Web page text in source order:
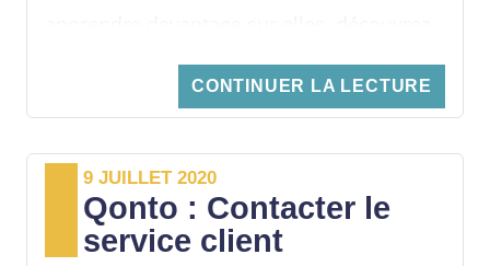
les détails dans cet article.
CONTINUER LA LECTURE
9 JUILLET 2020
Qonto : Contacter le
service client